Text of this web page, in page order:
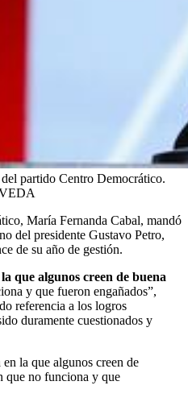
partido Centro Democrático.
María Fernanda Cabal, mandó
del presidente Gustavo Petro,
de su año de gestión.
que algunos creen de buena
y que fueron engañados”,
referencia a los logros
duramente cuestionados y
la que algunos creen de
que no funciona y que